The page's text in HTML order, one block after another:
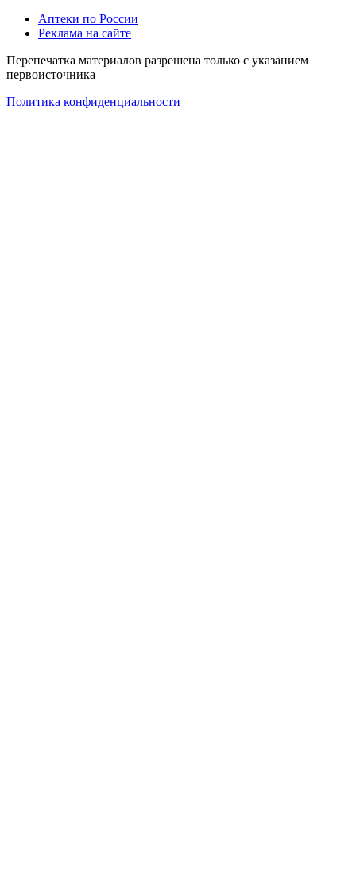
Аптеки по России
Реклама на сайте
Перепечатка материалов разрешена только с указанием
первоисточника
Политика конфиденциальности